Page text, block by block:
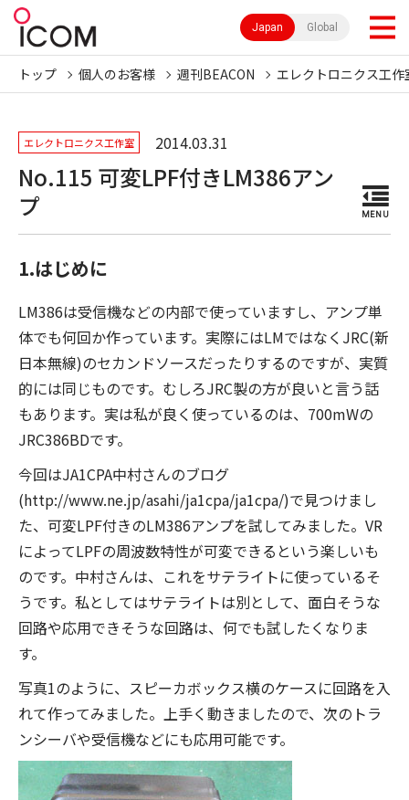
Japan Global
トップ 個人のお客様 週刊BEACON エレクトロニクス工作
エレクトロニクス工作室 2014.03.31
No.115 可変LPF付きLM386アン
プ
MENU
1.はじめに
LM386は受信機などの内部で使っていますし、アンプ単
体でも何回か作っています。実際にはLMではなくJRC(新
日本無線)のセカンドソースだったりするのですが、実質
的には同じものです。むしろJRC製の方が良いと言う話
もあります。実は私が良く使っているのは、700mWの
JRC386BDです。
今回はJA1CPA中村さんのブログ
(http://www.ne.jp/asahi/ja1cpa/ja1cpa/)で見つけまし
た、可変LPF付きのLM386アンプを試してみました。VR
によってLPFの周波数特性が可変できるという楽しいも
のです。中村さんは、これをサテライトに使っているそ
うです。私としてはサテライトは別として、面白そうな
回路や応用できそうな回路は、何でも試したくなりま
す。
写真1のように、スピーカボックス横のケースに回路を入
れて作ってみました。上手く動きましたので、次のトラ
ンシーバや受信機などにも応用可能です。